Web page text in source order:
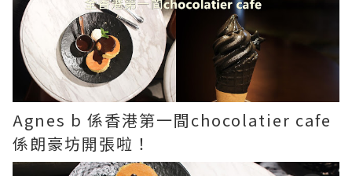
Agnes b 係香港第一間chocolatier cafe
係朗豪坊開張啦！